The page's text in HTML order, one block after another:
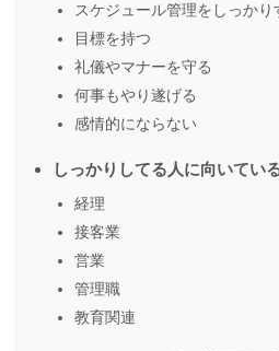
スケジュール管理をしっかり
目標を持つ
礼儀やマナーを守る
何事もやり遂げる
感情的にならない
しっかりしてる人に向いてい
経理
接客業
営業
管理職
教育関連